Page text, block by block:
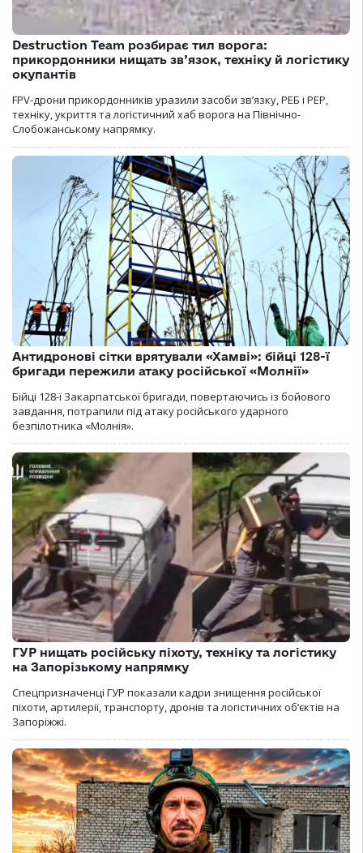
Destruction Team розбирає тил ворога:
прикордонники нищать зв’язок, техніку й логістику
окупантів
FPV-дрони прикордонників уразили засоби зв’язку, РЕБ і РЕР,
техніку, укриття та логістичний хаб ворога на Північно-
Слобожанському напрямку.
Антидронові сітки врятували «Хамві»: бійці 128-ї
бригади пережили атаку російської «Молнії»
Бійці 128-ї Закарпатської бригади, повертаючись із бойового
завдання, потрапили під атаку російського ударного
безпілотника «Молнія».
ГУР нищать російську піхоту, техніку та логістику
на Запорізькому напрямку
Спецпризначенці ГУР показали кадри знищення російської
піхоти, артилерії, транспорту, дронів та логістичних об’єктів на
Запоріжжі.